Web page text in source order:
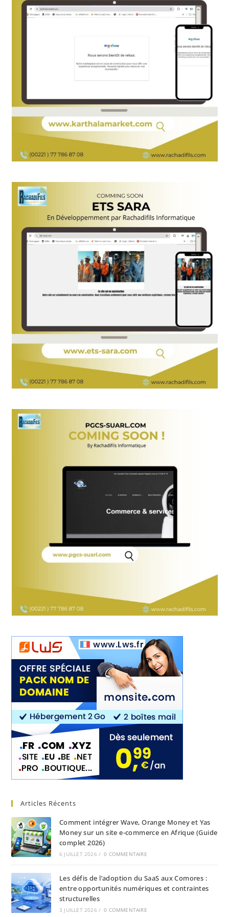
Articles Récents
Comment intégrer Wave, Orange Money et Yas
Money sur un site e-commerce en Afrique (Guide
complet 2026)
6 JUILLET 2026 / 0 COMMENTAIRE
Les défis de l’adoption du SaaS aux Comores :
entre opportunités numériques et contraintes
structurelles
3 JUILLET 2026 / 0 COMMENTAIRE